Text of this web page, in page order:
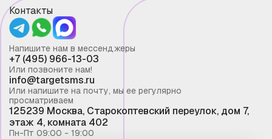
Контакты
Напишите нам в мессенджеры
+7 (495) 966-13-03
Или позвоните нам!
info@targetsms.ru
Или напишите на почту, мы ее регулярно
просматриваем
125239 Москва, Старокоптевский переулок, дом 7,
этаж 4, комната 402
Пн-Пт 09:00 - 19:00